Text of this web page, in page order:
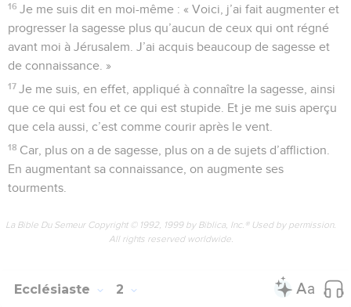
16 Je me suis dit en moi-même : « Voici, j’ai fait augmenter et
progresser la sagesse plus qu’aucun de ceux qui ont régné
avant moi à Jérusalem. J’ai acquis beaucoup de sagesse et
de connaissance. »
17 Je me suis, en effet, appliqué à connaître la sagesse, ainsi
que ce qui est fou et ce qui est stupide. Et je me suis aperçu
que cela aussi, c’est comme courir après le vent.
18 Car, plus on a de sagesse, plus on a de sujets d’affliction.
En augmentant sa connaissance, on augmente ses
tourments.
La Bible Du Semeur Copyright © 1992, 1999 by Biblica, Inc.® Used by permission.
All rights reserved worldwide.
Ecclésiaste 2